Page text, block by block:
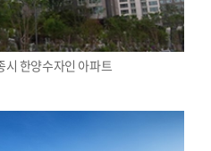
한양수자인 아파트